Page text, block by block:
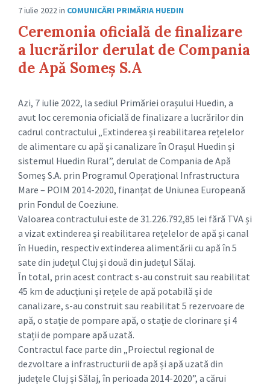
7 iulie 2022in COMUNICĂRI PRIMĂRIA HUEDIN
Ceremonia oficială de finalizare
a lucrărilor derulat de Compania
de Apă Someș S.A
Azi, 7 iulie 2022, la sediul Primăriei orașului Huedin, a
avut loc ceremonia oficială de finalizare a lucrărilor din
cadrul contractului „Extinderea și reabilitarea rețelelor
de alimentare cu apă și canalizare în Orașul Huedin și
sistemul Huedin Rural”, derulat de Compania de Apă
Someș S.A. prin Programul Operațional Infrastructura
Mare – POIM 2014-2020, finanțat de Uniunea Europeană
prin Fondul de Coeziune.
Valoarea contractului este de 31.226.792,85 lei fără TVA și
a vizat extinderea și reabilitarea rețelelor de apă și canal
în Huedin, respectiv extinderea alimentării cu apă în 5
sate din județul Cluj și două din județul Sălaj.
În total, prin acest contract s-au construit sau reabilitat
45 km de aducțiuni și rețele de apă potabilă și de
canalizare, s-au construit sau reabilitat 5 rezervoare de
apă, o stație de pompare apă, o stație de clorinare și 4
stații de pompare apă uzată.
Contractul face parte din „Proiectul regional de
dezvoltare a infrastructurii de apă și apă uzată din
județele Cluj și Sălaj, în perioada 2014-2020”, a cărui